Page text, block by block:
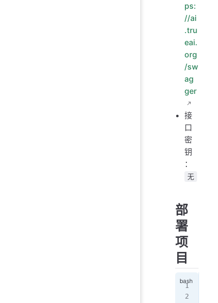
ps:
//ai
.tru
eai.
org
/sw
ag
ger
接
口
密
钥
：
无
部
署
项
目